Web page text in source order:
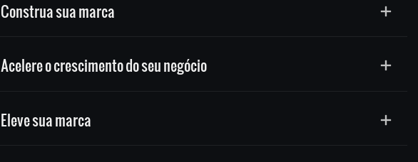
Construa sua marca
Acelere o crescimento do seu negócio
Eleve sua marca